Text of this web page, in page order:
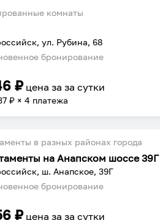
комнаты
ул. Рубина, 68
бронирование
₽ цена заза сутки
₽ × 4 платежа
в разных районах города
на Анапском шоссе 39Г
ш. Анапское, 39Г
бронирование
₽ цена заза сутки